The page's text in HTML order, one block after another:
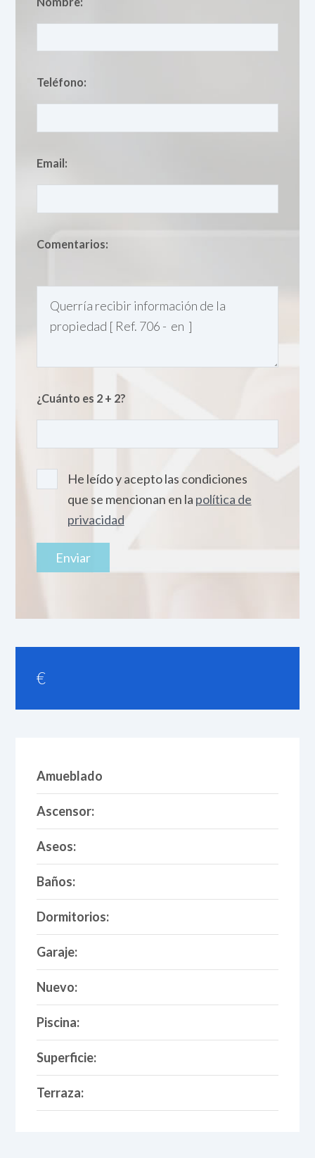
Teléfono:
Email:
Comentarios:
¿Cuánto es 2 + 2?
He leído y acepto las condiciones
que se mencionan en la política de
privacidad
€
Amueblado
Ascensor:
Aseos:
Baños:
Dormitorios:
Garaje:
Nuevo:
Piscina:
Superficie:
Terraza: